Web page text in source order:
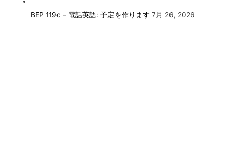
BEP 119c – 電話英語: 予定を作ります 7月 26, 2026